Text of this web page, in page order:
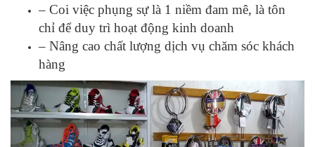
– Coi việc phụng sự là 1 niềm đam mê, là tôn
chỉ để duy trì hoạt động kinh doanh
– Nâng cao chất lượng dịch vụ chăm sóc khách
hàng